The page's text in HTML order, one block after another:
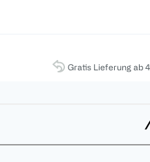
Gratis Lieferung ab